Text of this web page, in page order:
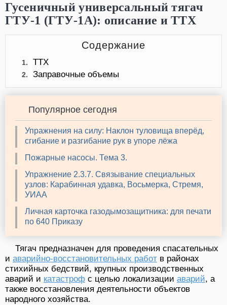
Гусеничный универсальный тягач
ГТУ-1 (ГТУ-1А): описание и ТТХ
Содержание
1. ТТХ
2. Заправочные объемы
Популярное сегодня
Упражнения на силу: Наклон туловища вперёд,
сгибание и разгибание рук в упоре лёжа
Пожарные насосы. Тема 3.
Упражнение 2.3.7. Связывание специальных
узлов: Карабинная удавка, Восьмерка, Стремя,
УИАА
Личная карточка газодымозащитника: для печати
по 640 Приказу
Тягач предназначен для проведения спасательных
и аварийно-восстановительных работ в районах
стихийных бедствий, крупных производственных
аварий и катастроф с целью локализации аварий, а
также восстановления деятельности объектов
народного хозяйства.